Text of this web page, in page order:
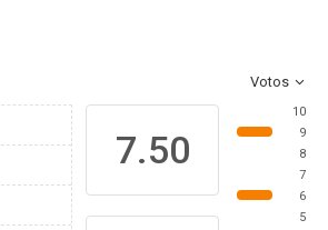
Votos
7.50
10
9
8
7
6
5